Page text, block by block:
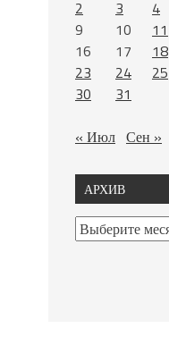
2
3 4
9
10 11
16
17 18
23
24 25
30
31
« Июл Сен »
АРХИВ